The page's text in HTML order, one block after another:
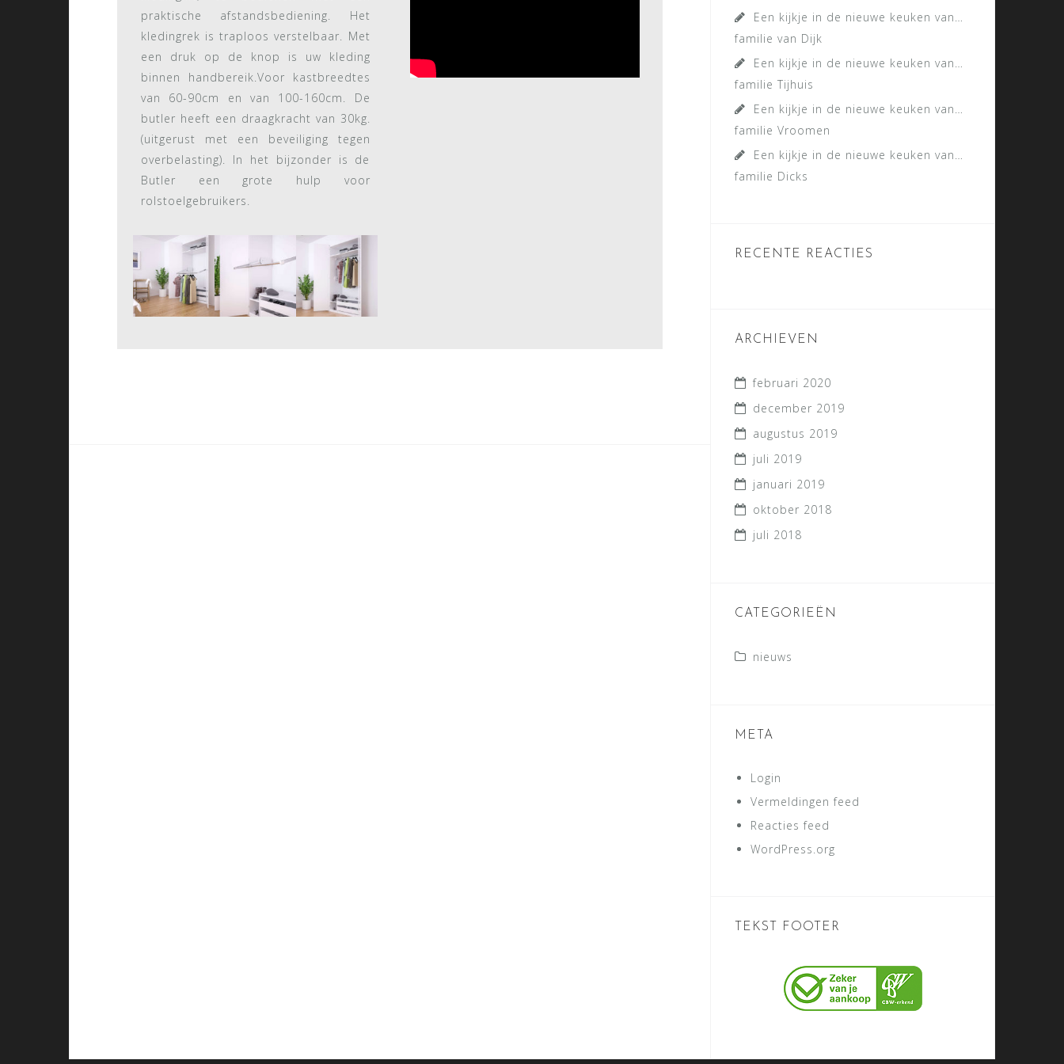
praktische afstandsbediening. Het
kledingrek is traploos verstelbaar. Met
een druk op de knop is uw kleding
binnen handbereik.Voor kastbreedtes
van 60-90cm en van 100-160cm. De
butler heeft een draagkracht van 30kg.
(uitgerust met een beveiliging tegen
overbelasting). In het bijzonder is de
Butler een grote hulp voor
rolstoelgebruikers.
Een kijkje in de nieuwe keuken van…
familie van Dijk
Een kijkje in de nieuwe keuken van…
familie Tijhuis
Een kijkje in de nieuwe keuken van…
familie Vroomen
Een kijkje in de nieuwe keuken van…
familie Dicks
RECENTE REACTIES
ARCHIEVEN
februari 2020
december 2019
augustus 2019
juli 2019
januari 2019
oktober 2018
juli 2018
CATEGORIEËN
nieuws
META
Login
Vermeldingen feed
Reacties feed
WordPress.org
TEKST FOOTER